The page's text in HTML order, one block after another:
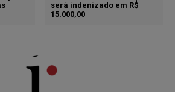
será indenizado em R$
15.000,00